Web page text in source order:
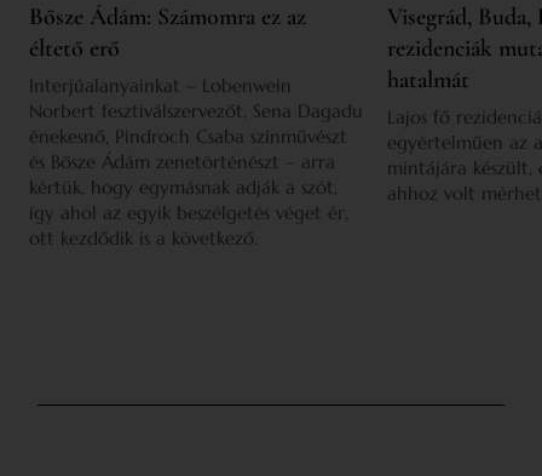
Bősze Ádám: Számomra ez az
éltető erő
Interjúalanyainkat – Lobenwein
Norbert fesztiválszervezőt, Sena Dagadu
énekesnő, Pindroch Csaba színművészt
és Bősze Ádám zenetörténészt – arra
kértük, hogy egymásnak adják a szót,
így ahol az egyik beszélgetés véget ér,
ott kezdődik is a következő.
Visegrád,
rezidenciák
hatalmát
Lajos fő
egyértelműen az
mintájára készült,
ahhoz volt